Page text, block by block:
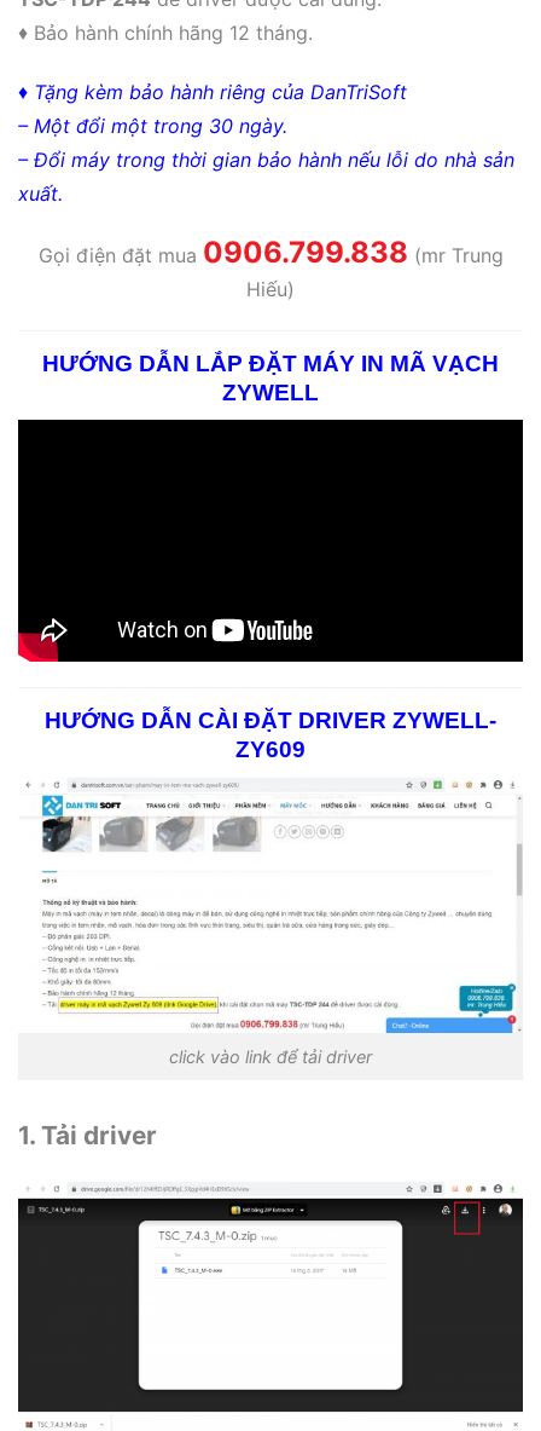
♦ Bảo hành chính hãng 12 tháng.
♦ Tặng kèm bảo hành riêng của DanTriSoft
– Một đổi một trong 30 ngày.
– Đổi máy trong thời gian bảo hành nếu lỗi do nhà sản
xuất.
Gọi điện đặt mua 0906.799.838 (mr Trung
Hiếu)
HƯỚNG DẪN LẮP ĐẶT MÁY IN MÃ VẠCH
ZYWELL
HƯỚNG DẪN CÀI ĐẶT DRIVER ZYWELL-
ZY609
click vào link để tải driver
1. Tải driver